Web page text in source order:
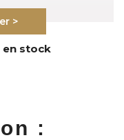
>
en stock
: